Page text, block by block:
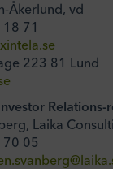
Åkerlund, vd
71
223 81 Lund
Laika
70 05